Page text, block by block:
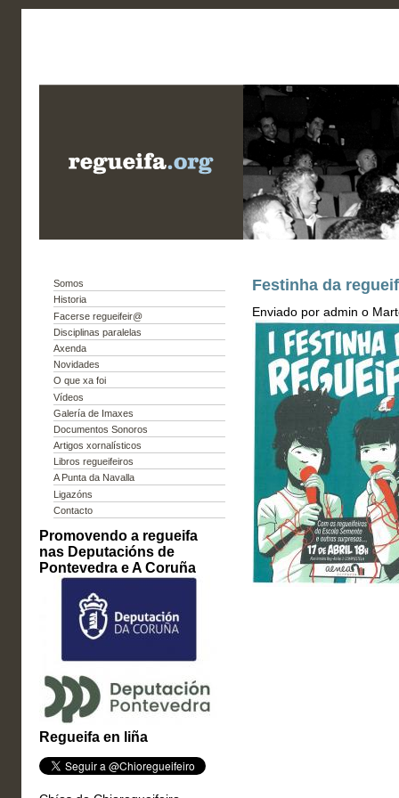
Somos
Historia
Facerse regueifeir@
Disciplinas paralelas
Axenda
Novidades
O que xa foi
Vídeos
Galería de Imaxes
Documentos Sonoros
Artigos xornalísticos
Libros regueifeiros
A Punta da Navalla
Ligazóns
Contacto
Promovendo a regueifa
nas Deputacións de
Pontevedra e A Coruña
Regueifa en liña
Festinha da
Enviado por admin o